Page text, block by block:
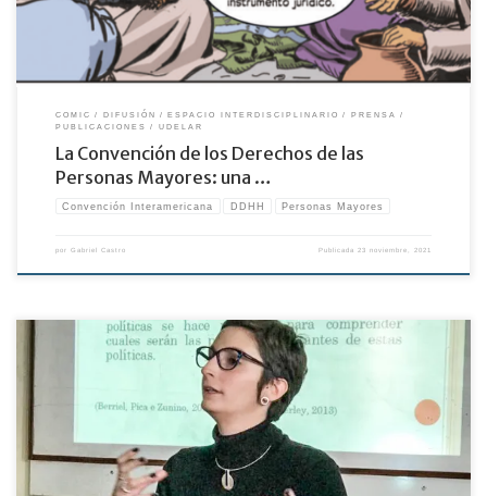
COMIC DIFUSIÓN ESPACIO INTERDISCIPLINARIO
PRENSA
PUBLICACIONES
UDELAR
La Convención de los Derechos de las
Personas Mayores: una …
Convención Interamericana DDHH Personas Mayores
por Gabriel Castro Publicada23 noviembre, 2021
Ponencia en Congreso: “𝐀𝐥𝐜𝐚𝐧𝐜𝐞𝐬 𝐲 𝐃𝐞𝐬𝐚𝐟𝐢́𝐨𝐬 𝐝𝐞 𝐥𝐚 𝐏𝐬𝐢𝐜𝐨𝐠𝐞𝐫𝐨𝐧𝐭𝐨𝐥𝐨𝐠𝐢́𝐚 𝐝𝐞𝐥 𝐒𝐢𝐠𝐥𝐨 𝐗𝐗𝐈”. 𝐕𝐈𝐈𝐈
𝐂𝐨𝐧𝐠𝐫𝐞𝐬𝐨 𝐝𝐞 𝐥𝐚 𝐑𝐞𝐝 𝐈𝐧𝐭𝐞𝐫𝐝𝐢𝐬𝐜𝐢𝐩𝐥𝐢𝐧𝐚𝐫𝐢𝐚 𝐝𝐞 𝐏𝐬𝐢𝐜𝐨𝐠𝐞𝐫𝐨𝐧𝐭𝐨𝐥𝐨𝐠𝐢́𝐚 𝐲 𝐈𝐕 𝐂𝐨𝐧𝐠𝐫𝐞𝐬𝐨 𝐝𝐞 𝐥𝐚 𝐂𝐚́𝐭𝐞𝐝𝐫𝐚 𝐝𝐞 𝐥𝐚
𝐓𝐞𝐫𝐜𝐞𝐫𝐚 𝐄𝐝𝐚𝐝 𝐲 𝐕𝐞𝐣𝐞𝐳. (1, 2 y 3 de agosto, 2019, Buenos Aires, Argentina). Título: As
Concepções de Velhice e Envelhecimento na “Convenção Interamericana sobre a
Proteção dos Direitos Humanos dos Idosos” Autores: Juliana […]